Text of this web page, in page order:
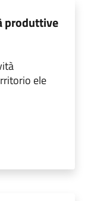
produttive
ele